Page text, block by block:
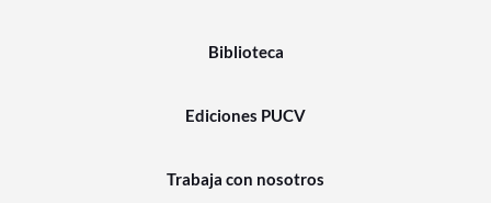
Biblioteca
Ediciones PUCV
Trabaja con nosotros